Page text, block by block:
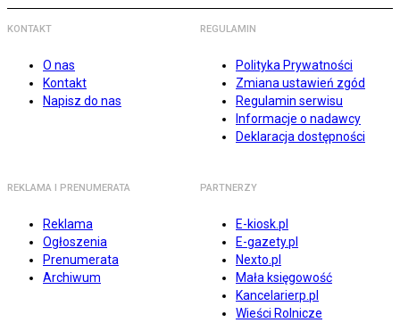
KONTAKT
O nas
Kontakt
Napisz do nas
REGULAMIN
Polityka Prywatności
Zmiana ustawień zgód
Regulamin serwisu
Informacje o nadawcy
Deklaracja dostępności
REKLAMA I PRENUMERATA
Reklama
Ogłoszenia
Prenumerata
Archiwum
PARTNERZY
E-kiosk.pl
E-gazety.pl
Nexto.pl
Mała księgowość
Kancelarierp.pl
Wieści Rolnicze